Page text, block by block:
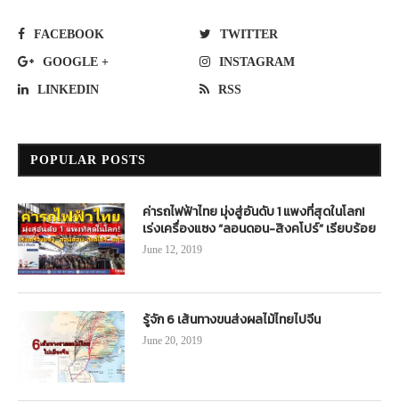
FACEBOOK TWITTER
GOOGLE + INSTAGRAM
LINKEDIN RSS
POPULAR POSTS
ค่ารถไฟฟ้าไทย มุ่งสู่อันดับ 1 แพงที่สุดในโลก!
เร่งเครื่องแซง “ลอนดอน-สิงคโปร์” เรียบร้อย
June 12, 2019
รู้จัก 6 เส้นทางขนส่งผลไม้ไทยไปจีน
June 20, 2019